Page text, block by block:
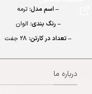
– اسم مدل: ترمه
– رنگ بندی: الوان
– تعداد در کارتن: 28 جفت
درباره ما